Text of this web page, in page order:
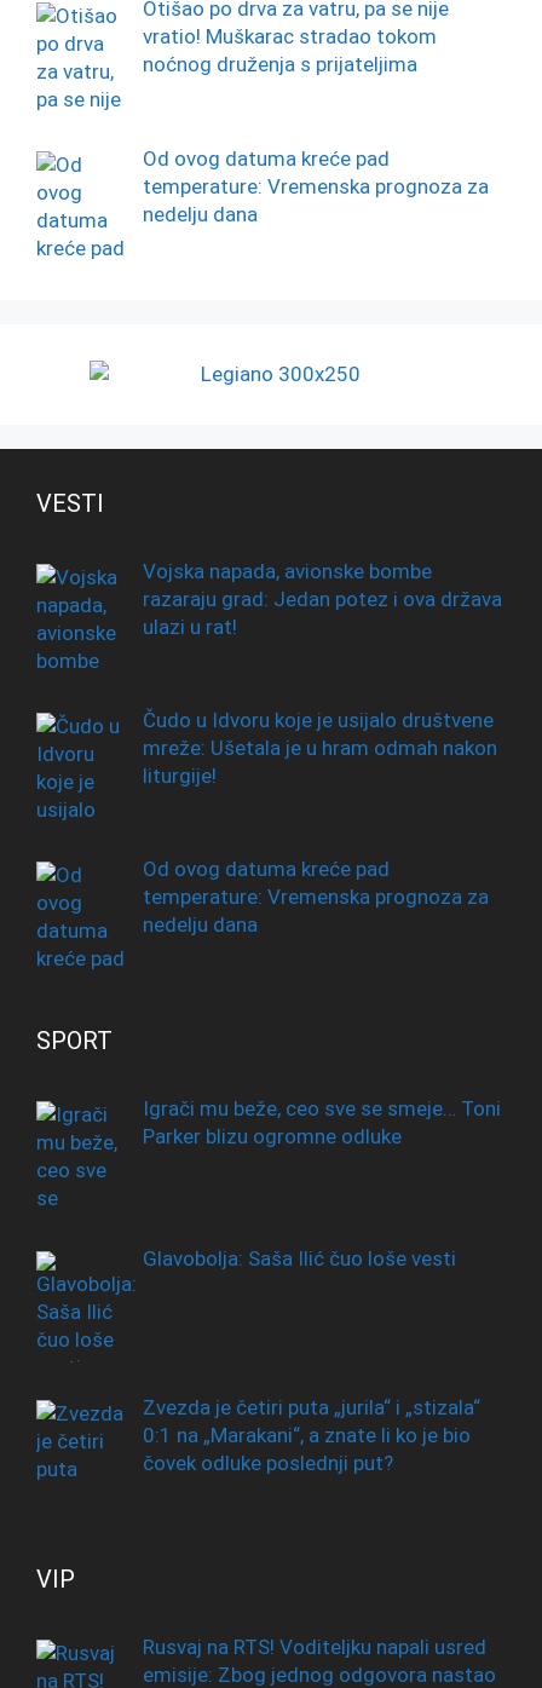
Otišao po drva za vatru, pa se nije
vratio! Muškarac stradao tokom
noćnog druženja s prijateljima
Od ovog datuma kreće pad
temperature: Vremenska prognoza za
nedelju dana
VESTI
Vojska napada, avionske bombe
razaraju grad: Jedan potez i ova država
ulazi u rat!
Čudo u Idvoru koje je usijalo društvene
mreže: Ušetala je u hram odmah nakon
liturgije!
Od ovog datuma kreće pad
temperature: Vremenska prognoza za
nedelju dana
SPORT
Igrači mu beže, ceo sve se smeje… Toni
Parker blizu ogromne odluke
Glavobolja: Saša Ilić čuo loše vesti
Zvezda je četiri puta „jurila“ i „stizala“
0:1 na „Marakani“, a znate li ko je bio
čovek odluke poslednji put?
VIP
Rusvaj na RTS! Voditeljku napali usred
emisije: Zbog jednog odgovora nastao